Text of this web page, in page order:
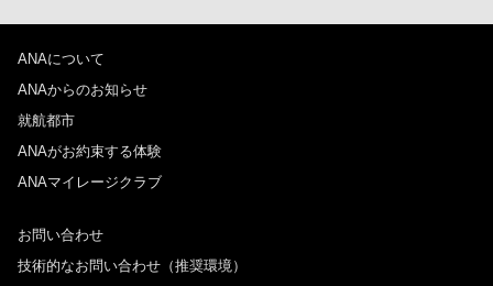
ANAについて
ANAからのお知らせ
就航都市
ANAがお約束する体験
ANAマイレージクラブ
お問い合わせ
技術的なお問い合わせ（推奨環境）